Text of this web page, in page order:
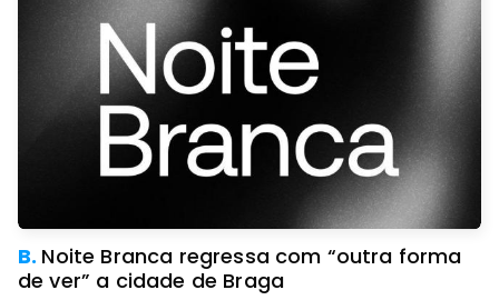
B. Noite Branca regressa com “outra forma
de ver” a cidade de Braga